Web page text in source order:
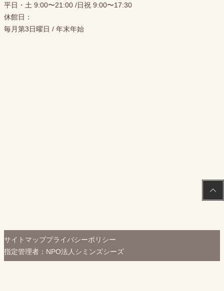
平日・土 9:00〜21:00 /日祝 9:00〜17:30
休館日：
毎月第3日曜日 / 年末年始
サイトマッププライバシーポリシー
指定管理者：NPO法人シミンズシーズ
TOP